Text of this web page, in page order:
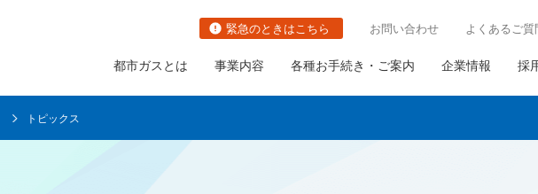
緊急のときはこちら お問い合わせ よくあるご質
都市ガスとは 事業内容 各種お手続き・ご案内 企業情報 採
トピックス